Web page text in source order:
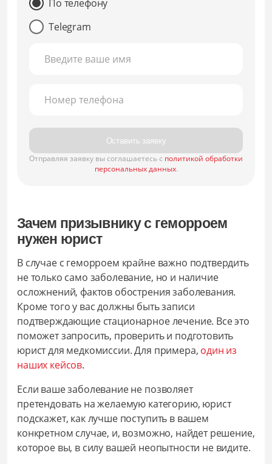
По телефону
Telegram
Введите ваше имя
Номер телефона
Оставить заявку
Отправляя заявку вы соглашаетесь с политикой обработки
персональных данных.
Зачем призывнику с геморроем
нужен юрист
В случае с геморроем крайне важно подтвердить
не только само заболевание, но и наличие
осложнений, фактов обострения заболевания.
Кроме того у вас должны быть записи
подтверждающие стационарное лечение. Все это
поможет запросить, проверить и подготовить
юрист для медкомиссии. Для примера, один из
наших кейсов.
Если ваше заболевание не позволяет
претендовать на желаемую категорию, юрист
подскажет, как лучше поступить в вашем
конкретном случае, и, возможно, найдет решение,
которое вы, в силу вашей неопытности не видите.